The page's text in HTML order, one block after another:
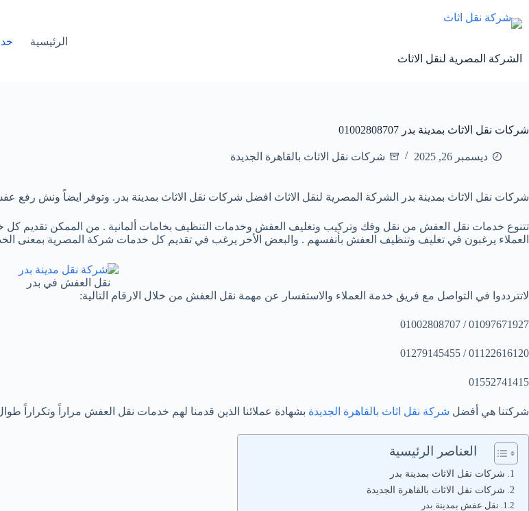
إلى
المحتوى
الشركة المصرية لنقل الاثاث
الرئيسية
شركات نقل الاثاث بمدينة بدر 01002808707
ديسمبر 26, 2025 شركات نقل الاثاث بالقاهرة الجديدة
شركات نقل الاثاث بمدينة بدر الشركة المصرية لنقل الاثاث افضل شركات نقل الاثاث بمدينة بدر. وتوفر ايضاً ونش رفع عفش 01097671927 بأفضل خدمة واقل تكاليف وأسرع وقت لتوفير المال والوقت
تتنوع خدمات نقل العفش من نقل وفك وتركيب وتغليف العفش وخدمات التنظيف بخامات ألمانية . من الممكن تقديم كل
العملاء يرغبون في تغليف وتنظيف العفش بأنفسهم . والبعض الأخر يرغب في تقديم كل خدمات شركة المصرية بمعنى
نقل العفش في بدر
لاتترددوا في التواصل مع فريق خدمة العملاء والاستفسار عن مهمة نقل العفش من خلال الارقام التالية:
01097671927 / 01002808707
01122616120 / 01279145455
01552741415
شركتنا هي أفضل شركة نقل اثاث بالقاهرة الجديدة بشهادة عملائنا الذين قدمنا لهم خدمات نقل العفش مراراً وتكراراً
العناصر الرئيسية
شركات نقل الاثاث بمدينة بدر
شركات نقل الاثاث بالقاهرة الجديدة
نقل عفش بمدينة بدر